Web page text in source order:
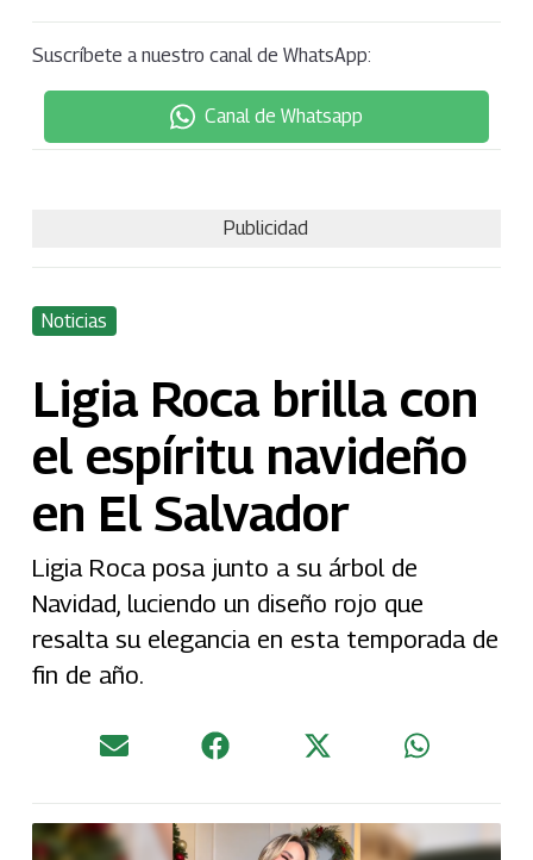
Suscríbete a nuestro canal de WhatsApp:
Canal de Whatsapp
Publicidad
Noticias
Ligia Roca brilla con
el espíritu navideño
en El Salvador
Ligia Roca posa junto a su árbol de
Navidad, luciendo un diseño rojo que
resalta su elegancia en esta temporada de
fin de año.